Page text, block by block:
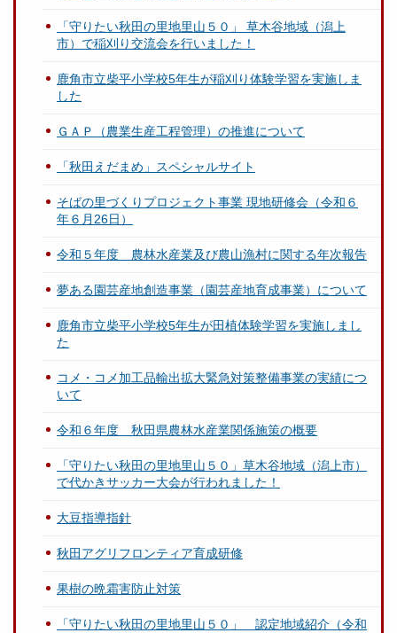
「守りたい秋田の里地里山５０」 草木谷地域（潟上
市）で稲刈り交流会を行いました！
鹿角市立柴平小学校5年生が稲刈り体験学習を実施しま
した
ＧＡＰ（農業生産工程管理）の推進について
「秋田えだまめ」スペシャルサイト
そばの里づくりプロジェクト事業 現地研修会（令和６
年６月26日）
令和５年度 農林水産業及び農山漁村に関する年次報告
夢ある園芸産地創造事業（園芸産地育成事業）について
鹿角市立柴平小学校5年生が田植体験学習を実施しまし
た
コメ・コメ加工品輸出拡大緊急対策整備事業の実績につ
いて
令和６年度 秋田県農林水産業関係施策の概要
「守りたい秋田の里地里山５０」草木谷地域（潟上市）
で代かきサッカー大会が行われました！
大豆指導指針
秋田アグリフロンティア育成研修
果樹の晩霜害防止対策
「守りたい秋田の里地里山５０」 認定地域紹介（令和